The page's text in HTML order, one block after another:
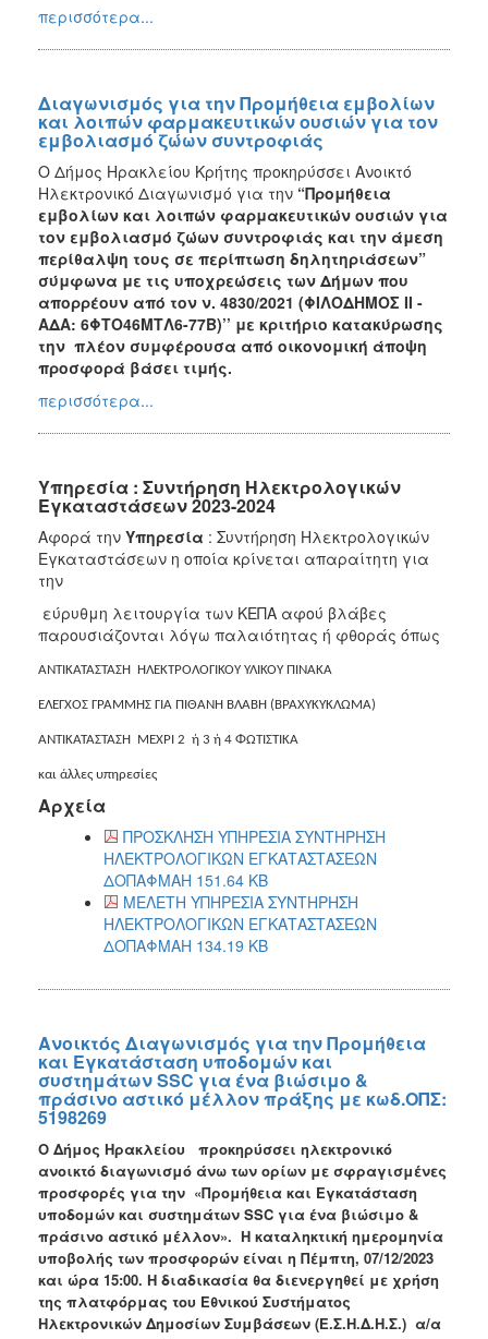
περισσότερα...
Διαγωνισμός για την Προμήθεια εμβολίων
και λοιπών φαρμακευτικών ουσιών για τον
εμβολιασμό ζώων συντροφιάς
Ο Δήμος Ηρακλείου Κρήτης προκηρύσσει Ανοικτό
Ηλεκτρονικό Διαγωνισμό για την “Προμήθεια
εμβολίων και λοιπών φαρμακευτικών ουσιών για
τον εμβολιασμό ζώων συντροφιάς και την άμεση
περίθαλψη τους σε περίπτωση δηλητηριάσεων”
σύμφωνα με τις υποχρεώσεις των Δήμων που
απορρέουν από τον ν. 4830/2021 (ΦΙΛΟΔΗΜΟΣ ΙΙ -
ΑΔΑ: 6ΦΤΟ46ΜΤΛ6-77Β)’’ με κριτήριο κατακύρωσης
την πλέον συμφέρουσα από οικονομική άποψη
προσφορά βάσει τιμής.
περισσότερα...
Υπηρεσία : Συντήρηση Ηλεκτρολογικών
Εγκαταστάσεων 2023-2024
Αφορά την Υπηρεσία : Συντήρηση Ηλεκτρολογικών
Εγκαταστάσεων η οποία κρίνεται απαραίτητη για
την
εύρυθμη λειτουργία των ΚΕΠΑ αφού βλάβες
παρουσιάζονται λόγω παλαιότητας ή φθοράς όπως
ΑΝΤΙΚΑΤΑΣΤΑΣΗ ΗΛΕΚΤΡΟΛΟΓΙΚΟΥ ΥΛΙΚΟΥ ΠΙΝΑΚΑ
ΕΛΕΓΧΟΣ ΓΡΑΜΜΗΣ ΓΙΑ ΠΙΘΑΝΗ ΒΛΑΒΗ (ΒΡΑΧΥΚΥΚΛΩΜΑ)
ΑΝΤΙΚΑΤΑΣΤΑΣΗ ΜΕΧΡΙ 2 ή 3 ή 4 ΦΩΤΙΣΤΙΚΑ
και άλλες υπηρεσίες
Αρχεία
ΠΡΟΣΚΛΗΣΗ ΥΠΗΡΕΣΙΑ ΣΥΝΤΗΡΗΣΗ
ΗΛΕΚΤΡΟΛΟΓΙΚΩΝ ΕΓΚΑΤΑΣΤΑΣΕΩΝ
ΔΟΠΑΦΜΑΗ 151.64 KB
ΜΕΛΕΤΗ ΥΠΗΡΕΣΙΑ ΣΥΝΤΗΡΗΣΗ
ΗΛΕΚΤΡΟΛΟΓΙΚΩΝ ΕΓΚΑΤΑΣΤΑΣΕΩΝ
ΔΟΠΑΦΜΑΗ 134.19 KB
Ανοικτός Διαγωνισμός για την Προμήθεια
και Εγκατάσταση υποδομών και
συστημάτων SSC για ένα βιώσιμο &
πράσινο αστικό μέλλον πράξης με κωδ.ΟΠΣ:
5198269
Ο Δήμος Ηρακλείου προκηρύσσει ηλεκτρονικό
ανοικτό διαγωνισμό άνω των ορίων με σφραγισμένες
προσφορές για την «Προμήθεια και Εγκατάσταση
υποδομών και συστημάτων SSC για ένα βιώσιμο &
πράσινο αστικό μέλλον». Η καταληκτική ημερομηνία
υποβολής των προσφορών είναι η Πέμπτη, 07/12/2023
και ώρα 15:00. Η διαδικασία θα διενεργηθεί με χρήση
της πλατφόρμας του Εθνικού Συστήματος
Ηλεκτρονικών Δημοσίων Συμβάσεων (Ε.Σ.Η.Δ.Η.Σ.) α/α